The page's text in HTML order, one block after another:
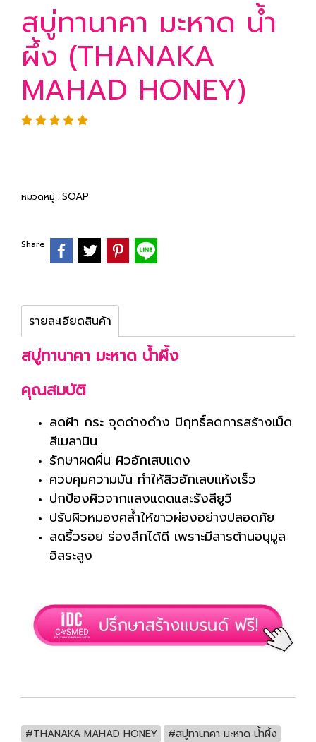
สบู่ทานาคา มะหาด น้ำ
ผึ้ง (THANAKA
MAHAD HONEY)
หมวดหมู่ : SOAP
Share
รายละเอียดสินค้า
สบู่ทานาคา มะหาด น้ำผึ้ง
คุณสมบัติ
ลดฝ้า กระ จุดด่างดำง มีฤทธิ์ลดการสร้างเม็ด
สีเมลานิน
รักษาผดผื่น ผิวอักเสบแดง
ควบคุมความมัน ทำให้สิวอักเสบแห้งเร็ว
ปกป้องผิวจากแสงแดดและรังสียูวี
ปรับผิวหมองคล้ำให้ขาวผ่องอย่างปลอดภัย
ลดริ้วรอย ร่องลึกได้ดี เพราะมีสารต้านอนุมูล
อิสระสูง
#THANAKA MAHAD HONEY
#สบู่ทานาคา มะหาด น้ำผึ้ง